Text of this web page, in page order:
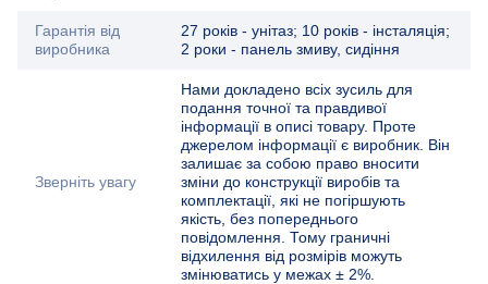
Гарантія від
виробника
27 років - унітаз; 10 років - інсталяція;
2 роки - панель змиву, сидіння
Зверніть увагу
Нами докладено всіх зусиль для
подання точної та правдивої
інформації в описі товару. Проте
джерелом інформації є виробник. Він
залишає за собою право вносити
зміни до конструкції виробів та
комплектації, які не погіршують
якість, без попереднього
повідомлення. Тому граничні
відхилення від розмірів можуть
змінюватись у межах ± 2%.